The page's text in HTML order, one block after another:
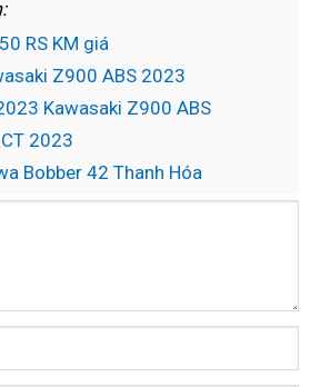
RS KM giá
Z900 ABS 2023
Kawasaki Z900 ABS
2023
Bobber 42 Thanh Hóa